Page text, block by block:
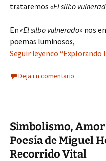
trataremos «El silbo
En «El silbo vulnerado» nos
poemas luminosos,
Seguir leyendo “Explorando
Deja un comentario
Simbolismo,
Poesía de Miguel
Recorrido Vital